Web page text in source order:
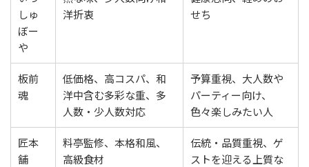
しゅ
ぼー
や
洋折衷
せち
板前
魂
低価格、高コスパ、和
洋中含む多彩な重、多
人数・少人数対応
予算重視、大人数や
パーティー向け、
色々楽しみたい人
匠本
舗
料亭監修、本格和風、
高級食材
伝統・品質重視、ゲ
ストを迎える上質な